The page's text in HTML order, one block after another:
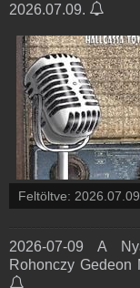
2026.07.09.
Feltöltve:
2026-07-09 A
Rohonczy Gedeon